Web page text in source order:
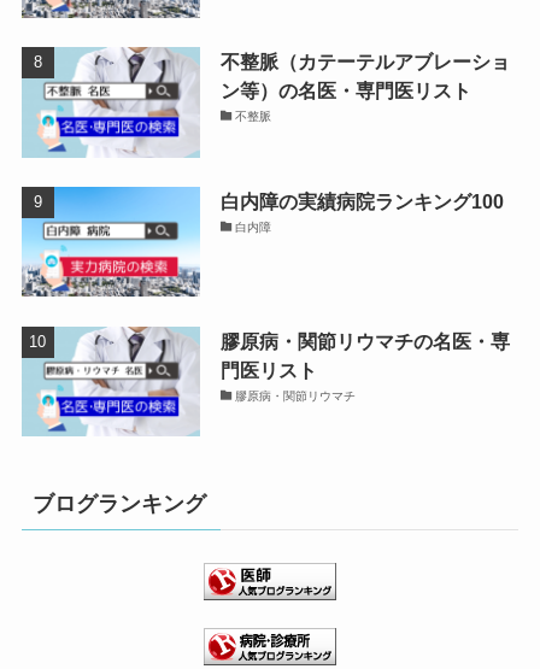
不整脈（カテーテルアブレーショ
ン等）の名医・専門医リスト
不整脈
白内障の実績病院ランキング100
白内障
膠原病・関節リウマチの名医・専
門医リスト
膠原病・関節リウマチ
ブログランキング